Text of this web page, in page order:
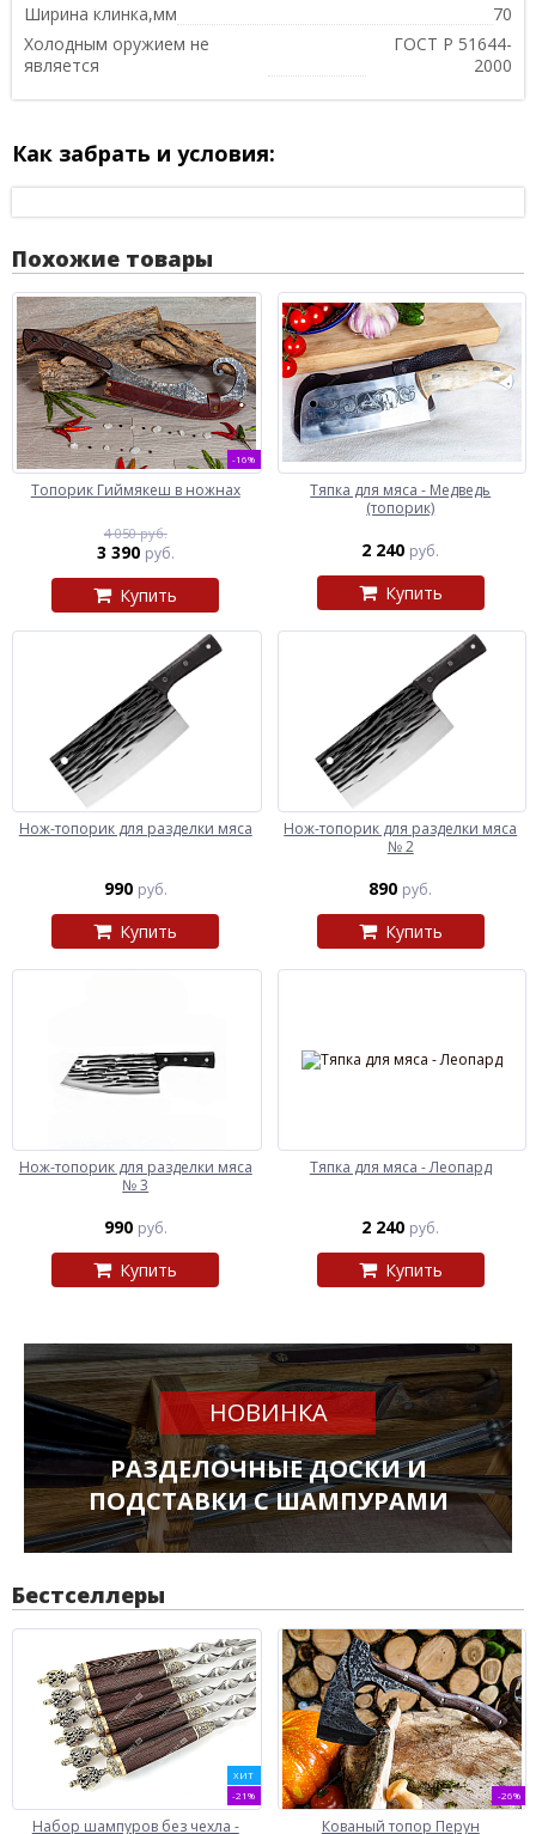
Ширина клинка,мм
70
Холодным оружием не
является
ГОСТ Р 51644-
2000
Как забрать и условия:
Похожие товары
-16%
Топорик Гиймякеш в ножнах
4 050 руб.
3 390 руб.
Купить
Тяпка для мяса - Медведь
(топорик)
2 240 руб.
Купить
Нож-топорик для разделки мяса
990 руб.
Купить
Нож-топорик для разделки мяса
№ 2
890 руб.
Купить
Нож-топорик для разделки мяса
№ 3
990 руб.
Купить
Тяпка для мяса - Леопард
2 240 руб.
Купить
НОВИНКА
РАЗДЕЛОЧНЫЕ ДОСКИ И
ПОДСТАВКИ С ШАМПУРАМИ
Бестселлеры
ХИТ
-21%
Набор шампуров без чехла -
-26%
Кованый топор Перун